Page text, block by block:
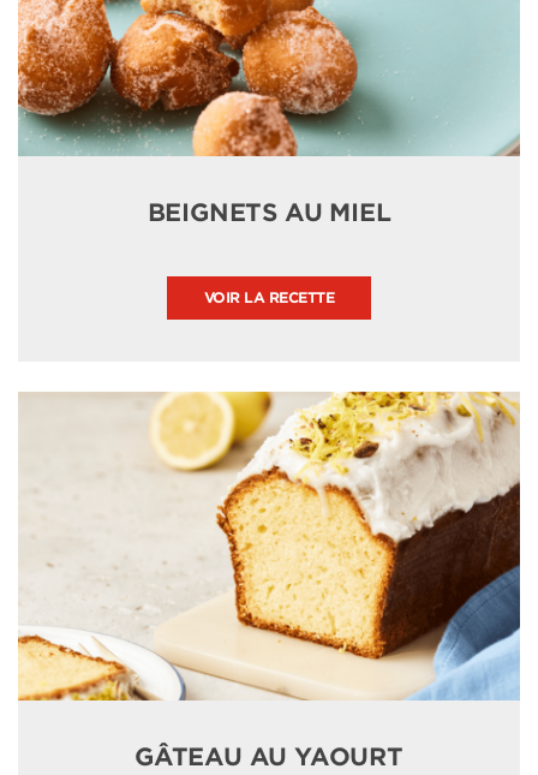
BEIGNETS AU MIEL
VOIR LA RECETTE
GÂTEAU AU YAOURT